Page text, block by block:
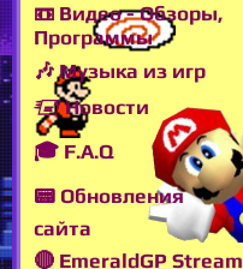
📼 Видео - Обзоры,
Программы
🎶 Музыка из игр
🖅 Новости
🎓 F.A.Q
📟 Обновления
сайта
🔴 EmeraldGP Stream